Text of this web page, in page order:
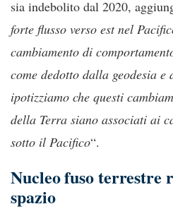
sia indebolito dal 2020,
forte flusso verso est nel
cambiamento di
come dedotto dalla geodesia
ipotizziamo che questi
della Terra siano associati ai
sotto il Pacifico“.
Nucleo fuso terrestre
spazio